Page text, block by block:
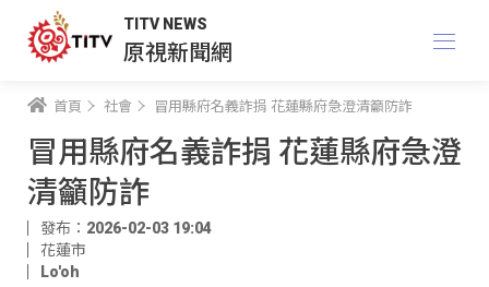
TITV NEWS
原視新聞網
首頁 社會 冒用縣府名義詐捐 花蓮縣府急澄清籲防詐
冒用縣府名義詐捐 花蓮縣府急澄
清籲防詐
發布：2026-02-03 19:04
花蓮市
Lo'oh